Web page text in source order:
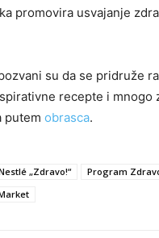
promovira usvajanje
su da se pridruže
recepte i mnogo
putem obrasca.
„Zdravo!“ Program